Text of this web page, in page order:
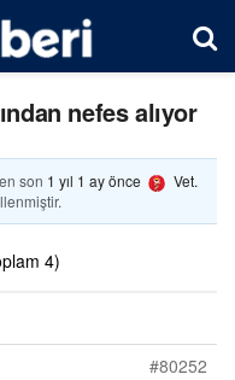
nefes alıyor
son 1 yıl 1 ay önce
Vet.
4)
#80252